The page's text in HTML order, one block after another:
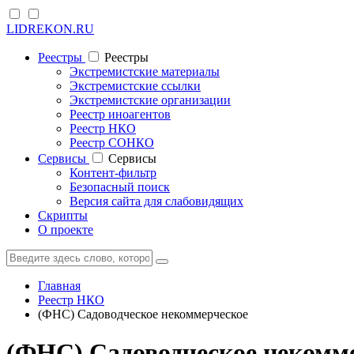
LIDREKON.RU
Реестры
Реестры
Экстремистские материалы
Экстремистские ссылки
Экстремистские организации
Реестр иноагентов
Реестр НКО
Реестр СОНКО
Cервисы
Cервисы
Контент-фильтр
Безопасный поиск
Версия сайта для слабовидящих
Скрипты
О проекте
Главная
Реестр НКО
(ФНС) Садоводческое некоммерческое